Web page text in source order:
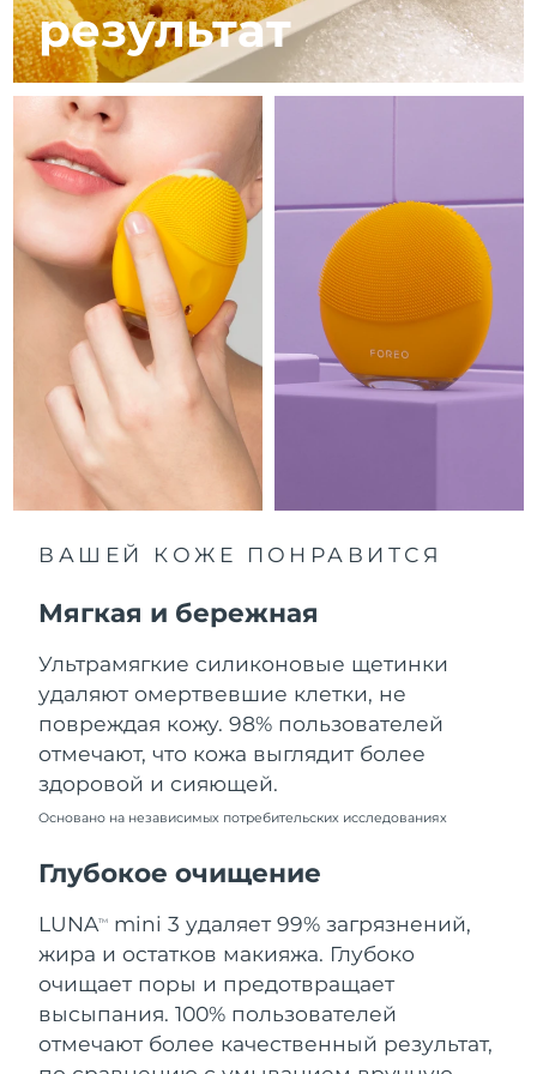
результат
ВАШЕЙ КОЖЕ ПОНРАВИТСЯ
Мягкая и бережная
Ультрамягкие силиконовые щетинки
удаляют омертвевшие клетки, не
повреждая кожу. 98% пользователей
отмечают, что кожа выглядит более
здоровой и сияющей.
Основано на независимых потребительских исследованиях
Глубокое очищение
LUNATM
mini 3 удаляет 99% загрязнений,
жира и остатков макияжа. Глубоко
очищает поры и предотвращает
высыпания. 100% пользователей
отмечают более качественный результат,
Израиль
Ожидаемая дата доставки
Италия
Япония
Ожидаемая дата доставки
8/13/26
Джерси
Ожидаемая дата доставки
8/15/26
Казахстан
Ожидаемая дата доставки
8/12/26
Кувейт
Латвия
Ливан
Ожидаемая дата доставки
Ожидаемая дата доставки
Люксембург
Ожидаемая дата доставки
8/10/26
Макао (САР)
Мальта
Ожидаемая дата доставки
8/10/26
Мексика
Ожидаемая дата доставки
Ожидаемая дата доставки